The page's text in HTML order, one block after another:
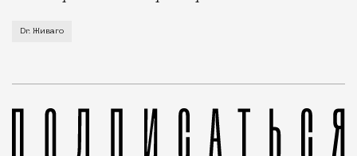
Аттракционы невиданной гастрономической
Dr. Живаго